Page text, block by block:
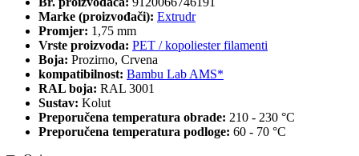
Marke (proizvođači): Extrudr
Promjer: 1,75 mm
Vrste proizvoda: PET / kopoliester filamenti
Boja: Prozirno, Crvena
kompatibilnost: Bambu Lab AMS*
RAL boja: RAL 3001
Sustav: Kolut
Preporučena temperatura obrade: 210 - 230 °C
Preporučena temperatura podloge: 60 - 70 °C